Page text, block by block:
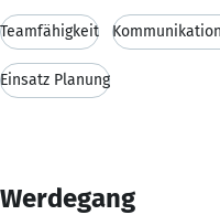
Teamfähigkeit
Einsatz Planung
Werdegang